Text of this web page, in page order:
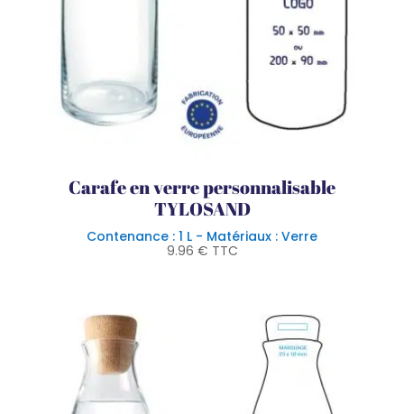
Carafe en verre personnalisable
TYLOSAND
Contenance : 1 L - Matériaux : Verre
9.96 € TTC